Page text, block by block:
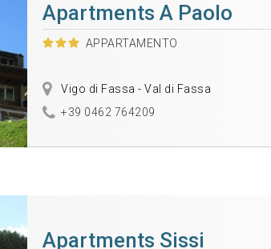
Apartments A Paolo
APPARTAMENTO
Vigo di Fassa - Val di Fassa
+39 0462 764209
Apartments Sissi